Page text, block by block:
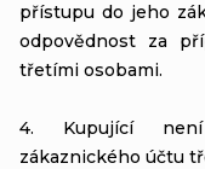
přístupu do jeho
odpovědnost za
třetími osobami.
4. Kupující není
zákaznického účtu